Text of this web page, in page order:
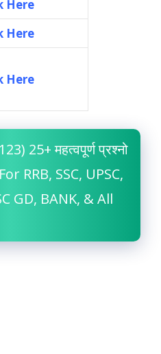
Here
Here
Here
25+ महत्वपूर्ण प्रश्नो
RRB, SSC, UPSC,
GD, BANK, & All